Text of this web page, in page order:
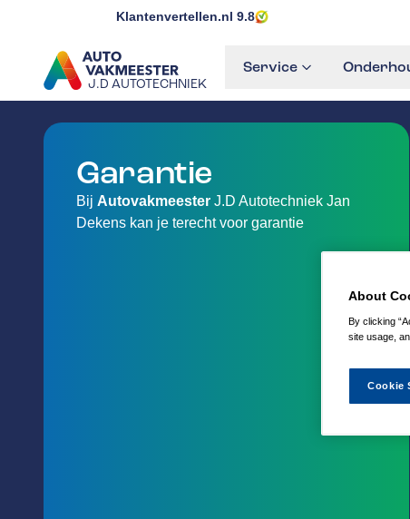
Klantenvertellen.nl 9.8
J.D AUTOTECHNIEK
GA NAAR DE HOMEPAGINA
Service
Garantie
Bij Autovakmeester J.D Autotechniek Jan
Dekens kan je terecht voor garantie
About
By clicking
site usage,
Cookie